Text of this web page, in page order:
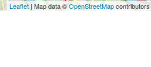
Leaflet| Map data ©OpenStreetMapcontributors